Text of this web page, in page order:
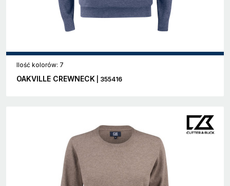
Ilość kolorów: 7
OAKVILLE CREWNECK | 355416